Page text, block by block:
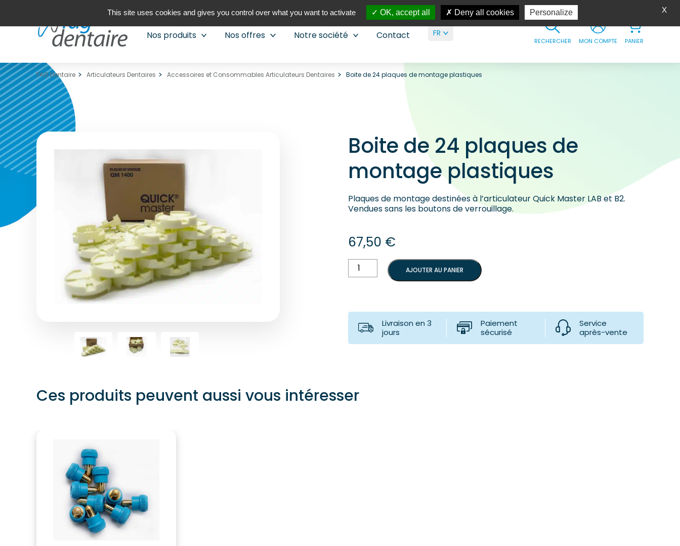
Nos produits Nos offres Notre société Contact FR
RECHERCHER MON COMPTE PANIER
FAG Dentaire Articulateurs Dentaires Accessoires et Consommables Articulateurs Dentaires Boite de 24 plaques de montage plastiques
Boite de 24 plaques de
montage plastiques
Plaques de montage destinées à l’articulateur Quick Master LAB et B2.
Vendues sans les boutons de verrouillage.
67,50 €
quantité
plaques
montage
plastiques
AJOUTER AU PANIER
Livraison en 3
jours
Paiement
sécurisé
Service
après-vente
Ces produits peuvent aussi vous intéresser
X
This site uses cookies and gives you control over what you want to activate OK, accept all Deny all cookies Personalize